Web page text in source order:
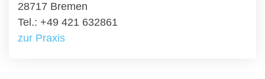
28717 Bremen
Tel.: +49 421 632861
zur Praxis